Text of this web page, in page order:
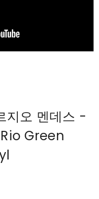
오 멘데스 -
Green